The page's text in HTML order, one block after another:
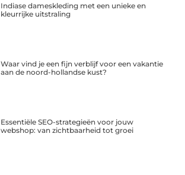
Indiase dameskleding met een unieke en
kleurrijke uitstraling
Waar vind je een fijn verblijf voor een vakantie
aan de noord-hollandse kust?
Essentiële SEO-strategieën voor jouw
webshop: van zichtbaarheid tot groei